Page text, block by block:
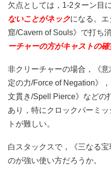
欠点としては，1-2ターン目
ないことがネックになる。
窟/Cavern of Souls》で打ち
ーチャーの方がキャストの
非クリーチャーの場合，《
定の力/Force of Negation》
文貫き/Spell Pierce》などの
あり，特にクロックパーミ
トが難しい。
白スタックスで，《三なる
のが強い使い方だろうか。